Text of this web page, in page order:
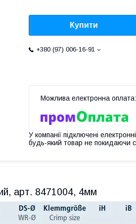
Купити
+380 (97) 006-16-91
У компанії підключені
будь-який товар не покидаючи
арт. 8471004, 4мм